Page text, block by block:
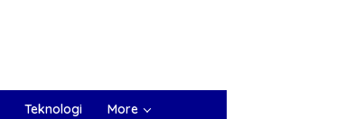
Teknologi More